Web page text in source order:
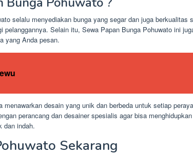
selalu menyediakan bunga yang segar dan juga
Selain itu, Sewa Papan Bunga Pohuwato ini
yang Anda pesan.
desain yang unik dan berbeda untuk setiap
perancang dan desainer spesialis agar bisa
dan indah.
Sekarang